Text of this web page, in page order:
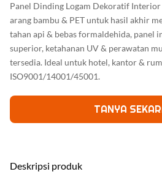
Panel Dinding Logam Dekoratif
arang bambu & PET untuk hasil akhir
tahan api & bebas formaldehida, panel
superior, ketahanan UV & perawatan
tersedia. Ideal untuk hotel, kantor &
ISO9001/14001/45001.
TANYA
Deskripsi produk